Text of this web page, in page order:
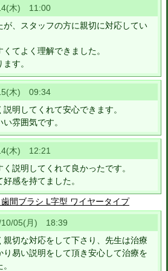
木) 11:00
、スタッフの方に親切に対応してい
てよく理解できました。
す。
木) 09:34
明してくれて安心できます。
雰囲気です。
木) 12:21
説明してくれて良かったです。
感を持てました。
間ブラシ L字型 ワイヤータイプ
05(月) 18:39
親切な対応をして下さり、先生は治療
易い説明をして頂き安心して治療を